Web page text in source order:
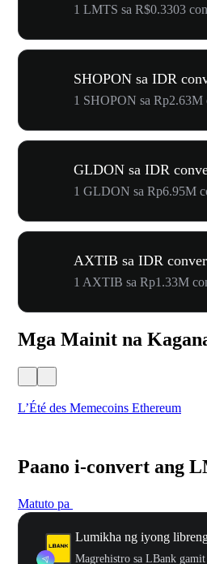
1 LMTS sa R$0.3303
SHOPON sa IDR
1 SHOPON sa Rp2.63M
GLDON sa IDR
1 GLDON sa Rp6.95M
AXTIB sa IDR
1 AXTIB sa Rp1.33M
Mga Mainit na
L’Été des Memecoins Ethereum
Paano i-convert ang
Matuto pa
Lumikha ng iyong
Magrehistro sa LBank